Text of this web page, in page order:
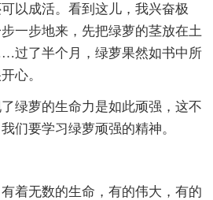
以成活。看到这儿，我兴奋极
一步地来，先把绿萝的茎放在土
过了半个月，绿萝果然如书中所
心。
绿萝的生命力是如此顽强，这不
们要学习绿萝顽强的精神。
着无数的生命，有的伟大，有的